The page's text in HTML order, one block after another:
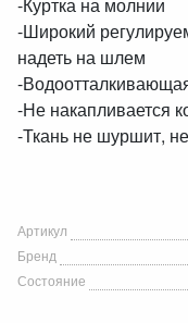
-Широкий
надеть на шлем
-
-Не накапливается
-Ткань не шуршит,
Артикул
Бренд
Состояние